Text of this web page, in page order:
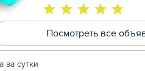
Посмотреть все
за сутки